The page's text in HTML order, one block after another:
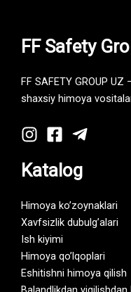
FF Safety
FF SAFETY GROUP
shaxsiy himoya
Katalog
Himoya ko’zoynaklari
Xavfsizlik dubulg’alari
Ish kiyimi
Himoya qo’lqoplari
Eshitishni himoya qilish